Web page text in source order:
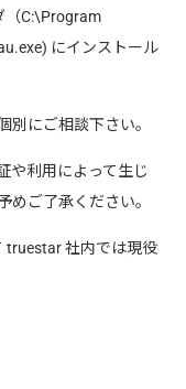
（C:\Program
にインストール
別にご相談下さい。
や利用によって生じ
めご了承ください。
truestar 社内では現役